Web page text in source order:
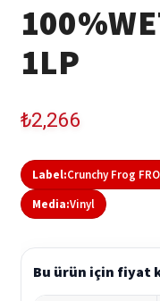
1LP
₺2,266
Label:Crunchy Frog
Media:Vinyl
Bu ürün için fiyat